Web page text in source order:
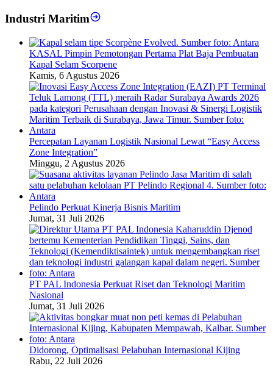
Industri Maritim
KASAL Pimpin Pemotongan Pertama Plat Baja Pembuatan
Kapal Selam Scorpene
Kamis, 6 Agustus 2026
Percepatan Layanan Logistik Nasional Lewat “Easy Access
Zone Integration”
Minggu, 2 Agustus 2026
Pelindo Perkuat Kinerja Bisnis Maritim
Jumat, 31 Juli 2026
PT PAL Indonesia Perkuat Riset dan Teknologi Maritim
Nasional
Jumat, 31 Juli 2026
Didorong, Optimalisasi Pelabuhan Internasional Kijing
Rabu, 22 Juli 2026